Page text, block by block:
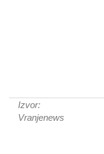
Izvor:
Vranjenews